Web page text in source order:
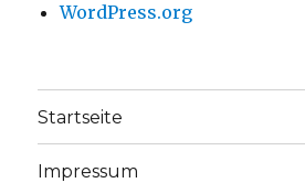
WordPress.org
Startseite
Impressum